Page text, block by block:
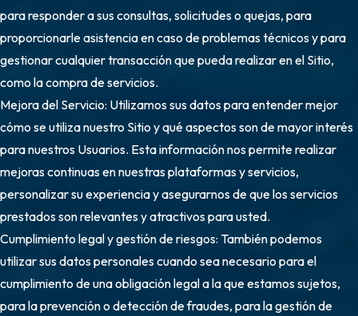
para responder a sus consultas, solicitudes o quejas, para
proporcionarle asistencia en caso de problemas técnicos y para
gestionar cualquier transacción que pueda realizar en el Sitio,
como la compra de servicios.
Mejora del Servicio: Utilizamos sus datos para entender mejor
cómo se utiliza nuestro Sitio y qué aspectos son de mayor interés
para nuestros Usuarios. Esta información nos permite realizar
mejoras continuas en nuestras plataformas y servicios,
personalizar su experiencia y asegurarnos de que los servicios
prestados son relevantes y atractivos para usted.
Cumplimiento legal y gestión de riesgos: También podemos
utilizar sus datos personales cuando sea necesario para el
cumplimiento de una obligación legal a la que estamos sujetos,
para la prevención o detección de fraudes, para la gestión de